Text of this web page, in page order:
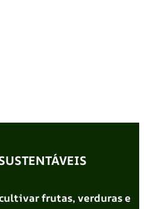
frutas, verduras e